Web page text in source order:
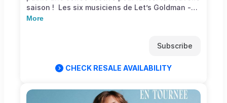
saison ! Les six musiciens de Let’s Goldman -
Pour les Autres proposent un tribute original à
donnera l’illusion encore plus forte d’un concert
nouveau programme du groupe vous propose de
Goldman, mais aussi d’aller à la rencontre de
son travail pour les autres : Céline Dion, Johnny
More
Subscribe
CHECK RESALE AVAILABILITY